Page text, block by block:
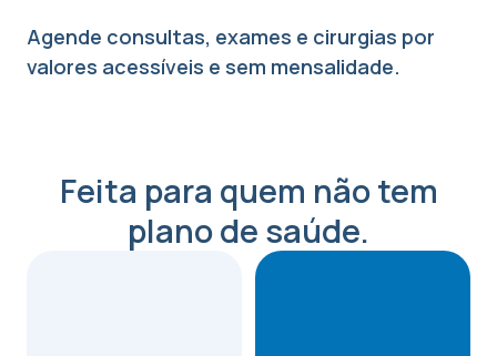
Agende consultas, exames e cirurgias por
valores acessíveis e sem mensalidade.
Feita para quem não tem
plano de saúde.